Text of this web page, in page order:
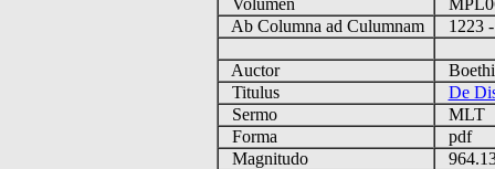
Volumen
Ab Columna ad Culumnam
1223
Auctor
Titulus
De
Sermo
MLT
Forma
pdf
Magnitudo